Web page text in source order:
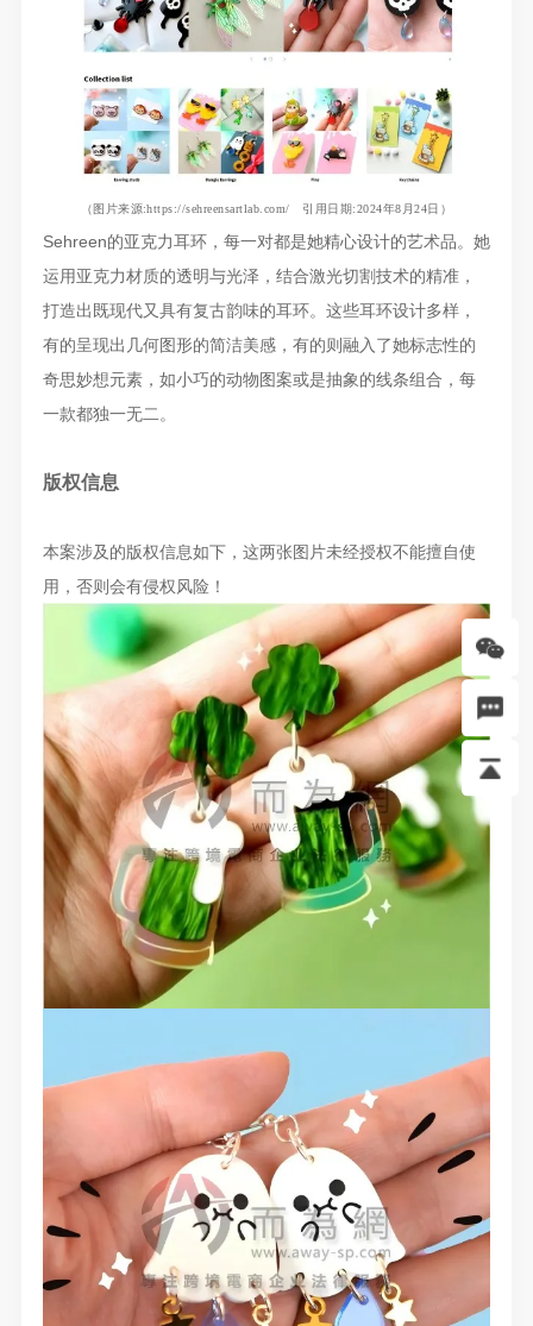
（图片来源:https://sehreensartlab.com/ 引用日期:2024年8月24日）
Sehreen的亚克力耳环，每一对都是她精心设计的艺术品。她
运用亚克力材质的透明与光泽，结合激光切割技术的精准，
打造出既现代又具有复古韵味的耳环。这些耳环设计多样，
有的呈现出几何图形的简洁美感，有的则融入了她标志性的
奇思妙想元素，如小巧的动物图案或是抽象的线条组合，每
一款都独一无二。
版权信息
本案涉及的版权信息如下，这两张图片未经授权不能擅自使
用，否则会有侵权风险！